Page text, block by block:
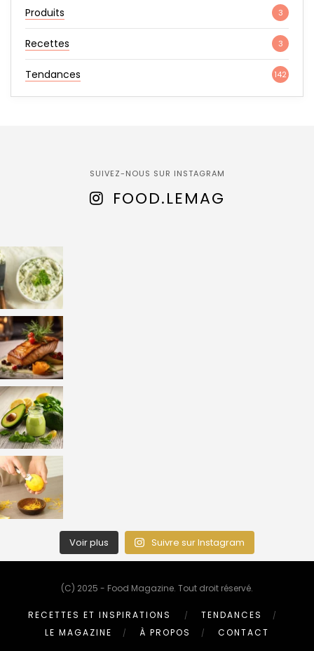
Produits 3
Recettes 3
Tendances 142
SUIVEZ-NOUS SUR INSTAGRAM
FOOD.LEMAG
Voir plus Suivre sur Instagram
(C) 2025 - Food Magazine. Tout droit réservé.
RECETTES ET INSPIRATIONS
TENDANCES
LE MAGAZINE
À PROPOS CONTACT